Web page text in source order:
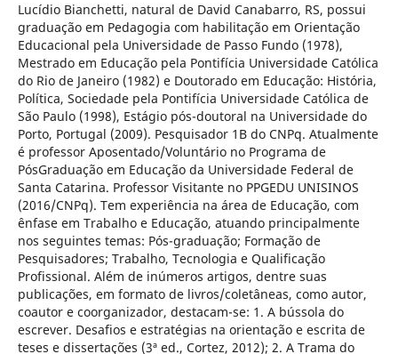
Lucídio Bianchetti, natural de David Canabarro, RS, possui
graduação em Pedagogia com habilitação em Orientação
Educacional pela Universidade de Passo Fundo (1978),
Mestrado em Educação pela Pontifícia Universidade Católica
do Rio de Janeiro (1982) e Doutorado em Educação: História,
Política, Sociedade pela Pontifícia Universidade Católica de
São Paulo (1998), Estágio pós-doutoral na Universidade do
Porto, Portugal (2009). Pesquisador 1B do CNPq. Atualmente
é professor Aposentado/Voluntário no Programa de
PósGraduação em Educação da Universidade Federal de
Santa Catarina. Professor Visitante no PPGEDU UNISINOS
(2016/CNPq). Tem experiência na área de Educação, com
ênfase em Trabalho e Educação, atuando principalmente
nos seguintes temas: Pós-graduação; Formação de
Pesquisadores; Trabalho, Tecnologia e Qualificação
Profissional. Além de inúmeros artigos, dentre suas
publicações, em formato de livros/coletâneas, como autor,
coautor e coorganizador, destacam-se: 1. A bússola do
escrever. Desafios e estratégias na orientação e escrita de
teses e dissertações (3ª ed., Cortez, 2012); 2. A Trama do